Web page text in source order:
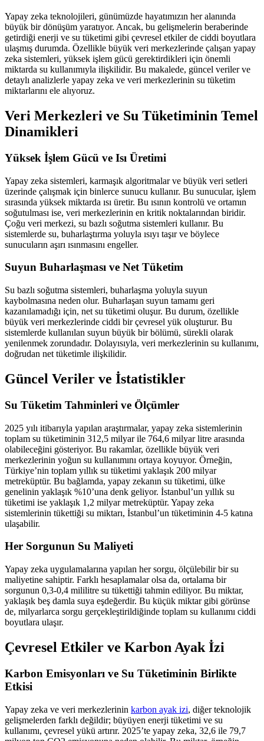
Yapay zeka teknolojileri, günümüzde hayatımızın her alanında
büyük bir dönüşüm yaratıyor. Ancak, bu gelişmelerin beraberinde
getirdiği enerji ve su tüketimi gibi çevresel etkiler de ciddi boyutlara
ulaşmış durumda. Özellikle büyük veri merkezlerinde çalışan yapay
zeka sistemleri, yüksek işlem gücü gerektirdikleri için önemli
miktarda su kullanımıyla ilişkilidir. Bu makalede, güncel veriler ve
detaylı analizlerle yapay zeka ve veri merkezlerinin su tüketim
miktarlarını ele alıyoruz.
Veri Merkezleri ve Su Tüketiminin Temel
Dinamikleri
Yüksek İşlem Gücü ve Isı Üretimi
Yapay zeka sistemleri, karmaşık algoritmalar ve büyük veri setleri
üzerinde çalışmak için binlerce sunucu kullanır. Bu sunucular, işlem
sırasında yüksek miktarda ısı üretir. Bu ısının kontrolü ve ortamın
soğutulması ise, veri merkezlerinin en kritik noktalarından biridir.
Çoğu veri merkezi, su bazlı soğutma sistemleri kullanır. Bu
sistemlerde su, buharlaştırma yoluyla ısıyı taşır ve böylece
sunucuların aşırı ısınmasını engeller.
Suyun Buharlaşması ve Net Tüketim
Su bazlı soğutma sistemleri, buharlaşma yoluyla suyun
kaybolmasına neden olur. Buharlaşan suyun tamamı geri
kazanılamadığı için, net su tüketimi oluşur. Bu durum, özellikle
büyük veri merkezlerinde ciddi bir çevresel yük oluşturur. Bu
sistemlerde kullanılan suyun büyük bir bölümü, sürekli olarak
yenilenmek zorundadır. Dolayısıyla, veri merkezlerinin su kullanımı,
doğrudan net tüketimle ilişkilidir.
Güncel Veriler ve İstatistikler
Su Tüketim Tahminleri ve Ölçümler
2025 yılı itibarıyla yapılan araştırmalar, yapay zeka sistemlerinin
toplam su tüketiminin 312,5 milyar ile 764,6 milyar litre arasında
olabileceğini gösteriyor. Bu rakamlar, özellikle büyük veri
merkezlerinin yoğun su kullanımını ortaya koyuyor. Örneğin,
Türkiye’nin toplam yıllık su tüketimi yaklaşık 200 milyar
metreküptür. Bu bağlamda, yapay zekanın su tüketimi, ülke
genelinin yaklaşık %10’una denk geliyor. İstanbul’un yıllık su
tüketimi ise yaklaşık 1,2 milyar metreküptür. Yapay zeka
sistemlerinin tükettiği su miktarı, İstanbul’un tüketiminin 4-5 katına
ulaşabilir.
Her Sorgunun Su Maliyeti
Yapay zeka uygulamalarına yapılan her sorgu, ölçülebilir bir su
maliyetine sahiptir. Farklı hesaplamalar olsa da, ortalama bir
sorgunun 0,3-0,4 mililitre su tükettiği tahmin ediliyor. Bu miktar,
yaklaşık beş damla suya eşdeğerdir. Bu küçük miktar gibi görünse
de, milyarlarca sorgu gerçekleştirildiğinde toplam su kullanımı ciddi
boyutlara ulaşır.
Çevresel Etkiler ve Karbon Ayak İzi
Karbon Emisyonları ve Su Tüketiminin Birlikte
Etkisi
Yapay zeka ve veri merkezlerinin karbon ayak izi, diğer teknolojik
gelişmelerden farklı değildir; büyüyen enerji tüketimi ve su
kullanımı, çevresel yükü artırır. 2025’te yapay zeka, 32,6 ile 79,7